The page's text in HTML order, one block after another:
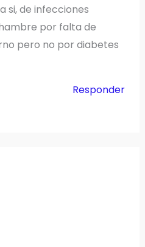
si, de infecciones
por falta de
pero no por diabetes
Responder